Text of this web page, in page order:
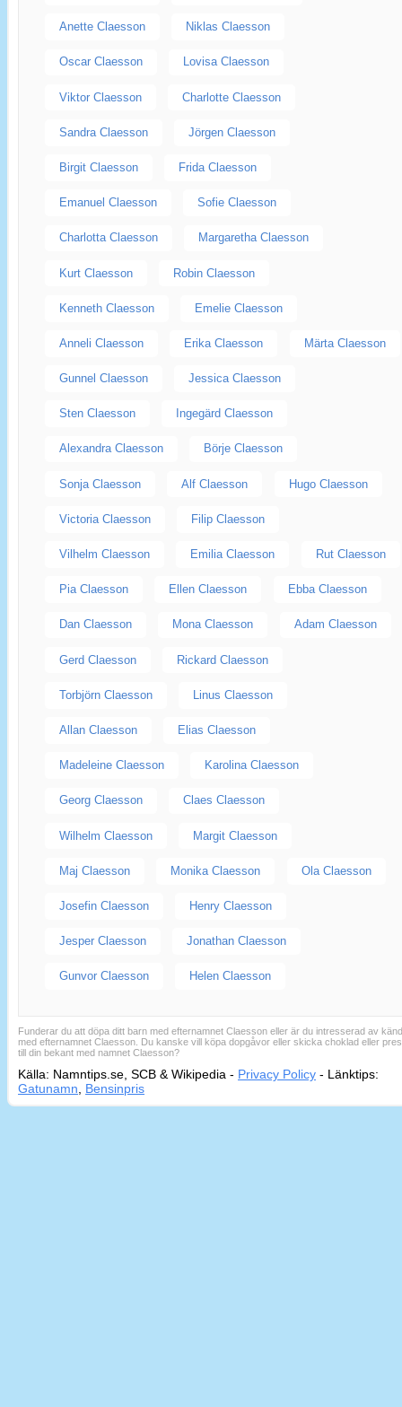
Anette Claesson Niklas Claesson
Oscar Claesson Lovisa Claesson
Viktor Claesson Charlotte Claesson
Sandra Claesson Jörgen Claesson
Birgit Claesson Frida Claesson
Emanuel Claesson Sofie Claesson
Charlotta Claesson Margaretha Claesson
Kurt Claesson Robin Claesson
Kenneth Claesson Emelie Claesson
Anneli Claesson Erika Claesson Märta Claesson
Gunnel Claesson Jessica Claesson
Sten Claesson Ingegärd Claesson
Alexandra Claesson Börje Claesson
Sonja Claesson Alf Claesson Hugo Claesson
Victoria Claesson Filip Claesson
Vilhelm Claesson Emilia Claesson Rut Claesson
Pia Claesson Ellen Claesson Ebba Claesson
Dan Claesson Mona Claesson Adam Claesson
Gerd Claesson Rickard Claesson
Torbjörn Claesson Linus Claesson
Allan Claesson Elias Claesson
Madeleine Claesson Karolina Claesson
Georg Claesson Claes Claesson
Wilhelm Claesson Margit Claesson
Maj Claesson Monika Claesson Ola Claesson
Josefin Claesson Henry Claesson
Jesper Claesson Jonathan Claesson
Gunvor Claesson Helen Claesson
Funderar du att döpa ditt barn med efternamnet Claesson eller är du intresserad av
med efternamnet Claesson. Du kanske vill köpa dopgåvor eller skicka choklad eller
till din bekant med namnet Claesson?
Källa: Namntips.se, SCB & Wikipedia - Privacy Policy - Länktips:
Gatunamn
Bensinpris